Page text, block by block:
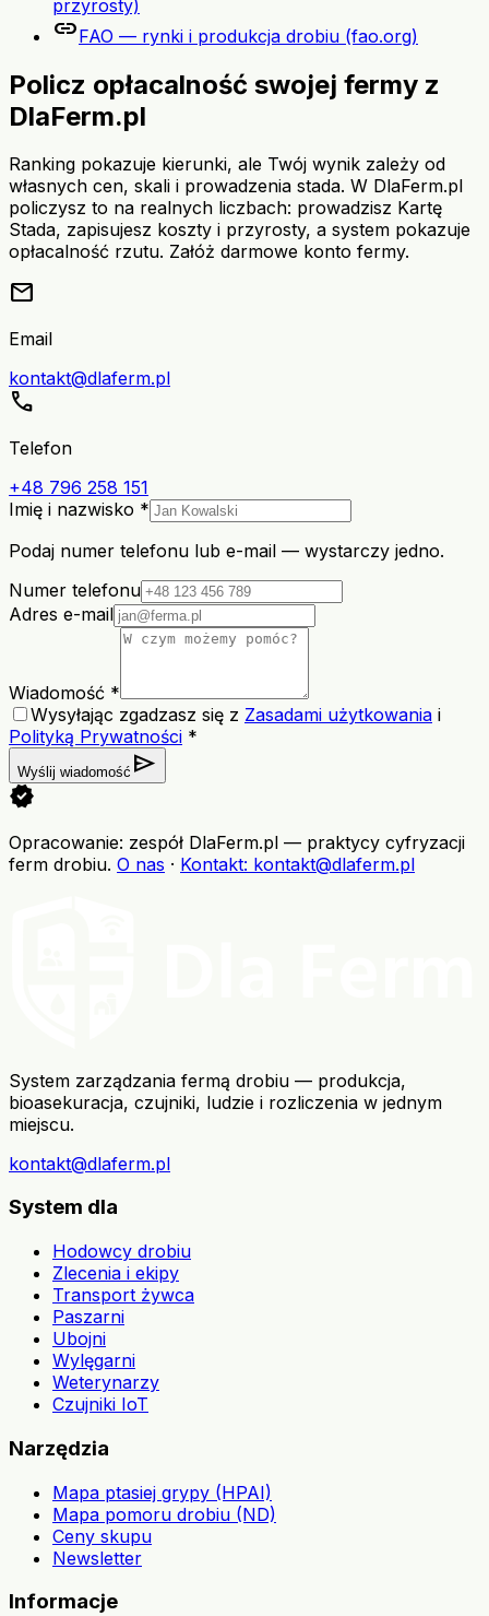
przyrosty)
linkFAO — rynki i produkcja drobiu (fao.org)
Policz opłacalność swojej fermy z
DlaFerm.pl
Ranking pokazuje kierunki, ale Twój wynik zależy od
własnych cen, skali i prowadzenia stada. W DlaFerm.pl
policzysz to na realnych liczbach: prowadzisz Kartę
Stada, zapisujesz koszty i przyrosty, a system pokazuje
opłacalność rzutu. Załóż darmowe konto fermy.
mail
Email
kontakt@dlaferm.pl
call
Telefon
+48 796 258 151
Imię i nazwisko *
Podaj numer telefonu lub e-mail — wystarczy jedno.
Numer telefonu
Adres e-mail
Wiadomość *
Wysyłając zgadzasz się z Zasadami użytkowania i
Polityką Prywatności *
Wyślij wiadomość send
verified
Opracowanie: zespół DlaFerm.pl — praktycy cyfryzacji
ferm drobiu. O nas · Kontakt: kontakt@dlaferm.pl
System zarządzania fermą drobiu — produkcja,
bioasekuracja, czujniki, ludzie i rozliczenia w jednym
miejscu.
kontakt@dlaferm.pl
System dla
Hodowcy drobiu
Zlecenia i ekipy
Transport żywca
Paszarni
Ubojni
Wylęgarni
Weterynarzy
Czujniki IoT
Narzędzia
Mapa ptasiej grypy (HPAI)
Mapa pomoru drobiu (ND)
Ceny skupu
Newsletter
Informacje